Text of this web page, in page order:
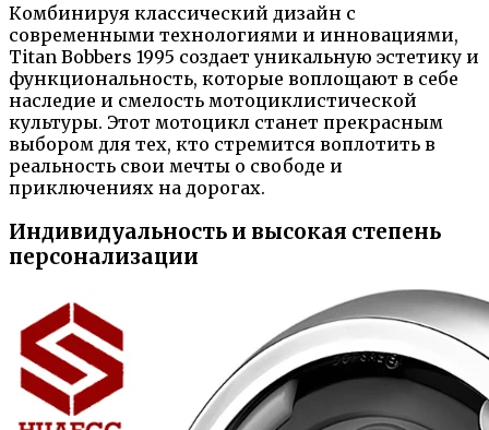
Комбинируя классический дизайн с
современными технологиями и инновациями,
Titan Bobbers 1995 создает уникальную эстетику и
функциональность, которые воплощают в себе
наследие и смелость мотоциклистической
культуры. Этот мотоцикл станет прекрасным
выбором для тех, кто стремится воплотить в
реальность свои мечты о свободе и
приключениях на дорогах.
Индивидуальность и высокая степень
персонализации